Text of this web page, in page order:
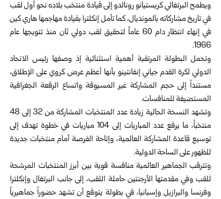
ويطمح البرتغالي كريستيانو رونالدو إلى قيادة منتخب بلاده نحو ‏أول لقب
في تاريخ مشاركاته بالمونديال، كما تأمل إنكلترا بقيادة ‏مهاجمها هاري كين
في إنهاء انتظار دام 60 عاماً لتحقيق لقب ‏دولي ثان منذ تتويجها عام
1966‎.
وتحمل البطولة المرتقبة أهمية استثنائية إذ وصفها رئيس الاتحاد
‏الدولي لكرة القدم جياني إنفانتينو بأنها أعظم عرض كروي على ‏الإطلاق،
مستنداً إلى حجم المشاركة غير المسبوقة واتساع الرقعة ‏الجغرافية
المستضيفة للمنافسات‎.‎
وتشهد النسخة الحالية زيادة عدد المنتخبات المشاركة من 32 إلى ‌‏48
منتخباً، ما يرفع عدد المباريات إلى 104 مباريات في خطوة ‏تهدف إلى
توسيع قاعدة المشاركة العالمية، وإتاحة الفرصة أمام ‏منتخبات جديدة
للظهور على الساحة الدولية‎.‎
وتترقب الجماهير العالمية منافسة قوية بين أبرز المنتخبات ‏المرشحة
للقب وفي مقدمتها الأرجنتين حاملة اللقب، إلى جانب ‏البرتغال وإنكلترا
وفرنسا والبرازيل وإسبانيا، في بطولة يتوقع أن ‏تشهد حضوراً جماهيرياً